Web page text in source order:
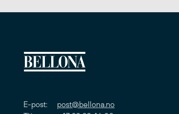
E-post: post@bellona.no